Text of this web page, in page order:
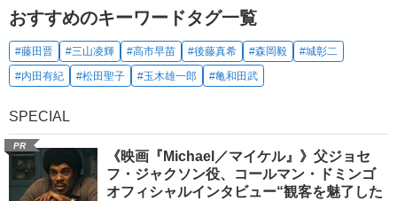
おすすめのキーワードタグ一覧
#藤田晋 #三山凌輝 #高市早苗 #後藤真希 #森岡毅
#城彰二
#内田有紀
#松田聖子 #玉木雄一郎 #亀和田武
SPECIAL
PR
《映画『Michael／マイケル』》父ジョセ
フ・ジャクソン役、コールマン・ドミンゴ
オフィシャルインタビュー“観客を魅了した